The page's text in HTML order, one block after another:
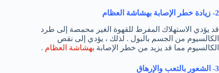
2- زيادة خطر الإصابة بهشاشة العظام
قد يؤدي الاستهلاك المفرط للقهوة الغير محمصة إلى طرد
الكالسيوم من الجسم بالبول . لذلك ، يؤدي إلى نقص
الكالسيوم مما قد يزيد من خطر الإصابة بهشاشة العظام .
3- الشعور بالتعب والإرهاق